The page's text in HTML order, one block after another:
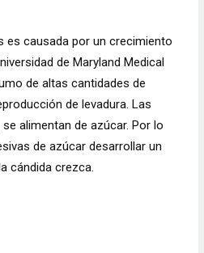
es causada por un crecimiento
de Maryland Medical
de altas cantidades de
de levadura. Las
alimentan de azúcar. Por lo
de azúcar desarrollar un
cándida crezca.